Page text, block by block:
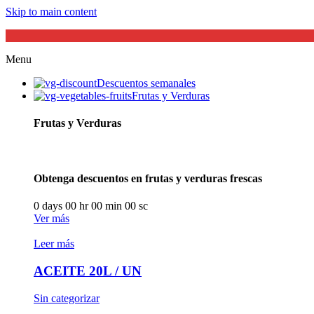
Skip to main content
Menu
Descuentos semanales
Frutas y Verduras
Frutas y Verduras
Obtenga descuentos en frutas y verduras frescas
0 days 00 hr00 min 00 sc
Ver más
Leer más
ACEITE 20L / UN
Sin categorizar